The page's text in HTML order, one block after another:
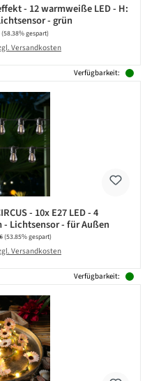
- 12 warmweiße LED - H:
- grün
Preis:
(58.38% gespart)
Versandkosten
Verfügbarkeit:
- 10x E27 LED - 4
Lichtsensor - für Außen
Preis:
(53.85% gespart)
Versandkosten
Verfügbarkeit: